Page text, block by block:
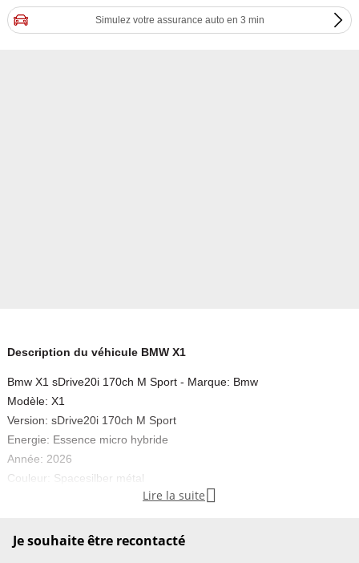
Simulez votre assurance auto en 3 min
Description du véhicule BMW X1
Bmw X1 sDrive20i 170ch M Sport - Marque: Bmw
Modèle: X1
Version: sDrive20i 170ch M Sport
Energie: Essence micro hybride
Année: 2026
Couleur: Spacesilber métal
Portes: 5
Lire la suite 
Je souhaite être recontacté